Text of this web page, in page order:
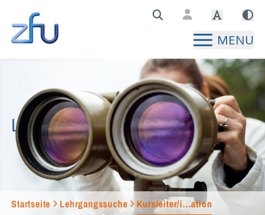
Zentralstelle für Fernunterricht Hauptseite
MENU
Lehrgangssuche
Startseite Lehrgangssuche Kursleiter/i...ation